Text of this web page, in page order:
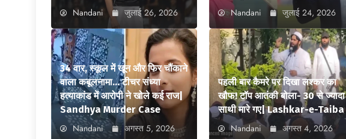
Nandani जुलाई 26, 2026 Nandani जुलाई 24, 2026
34 वार, स्कूल में खून और फिर चौंकाने
वाला कबूलनामा… टीचर संध्या
हत्याकांड में आरोपी ने खोले कई राज|
Sandhya Murder Case
Nandani अगस्त 5, 2026
पहली बार कैमरे पर दिखा लश्कर का
खौफ! टॉप आतंकी बोला- 30 से ज्यादा
साथी मारे गए| Lashkar-e-Taiba
Nandani अगस्त 4, 2026